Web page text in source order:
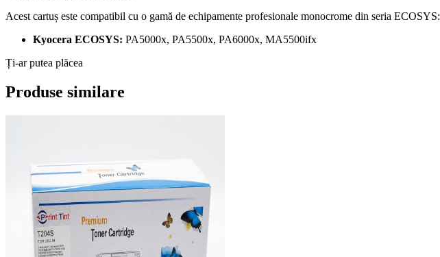
Acest cartuș este compatibil cu o gamă de echipamente profesionale monocrome din seria ECOSYS:
Kyocera ECOSYS: PA5000x, PA5500x, PA6000x, MA5500ifx
Ți-ar putea plăcea
Produse similare